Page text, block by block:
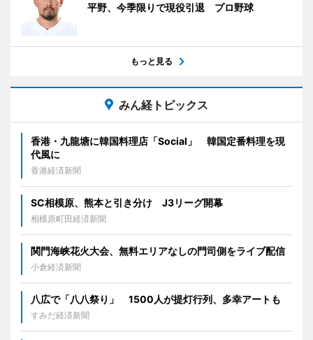
平野、今季限りで現役引退 プロ野球
もっと見る
みん経トピックス
香港・九龍塘に韓国料理店「Social」 韓国定番料理を現
代風に
香港経済新聞
SC相模原、熊本と引き分け J3リーグ開幕
相模原町田経済新聞
関門海峡花火大会、無料エリアなしの門司側をライブ配信
小倉経済新聞
八広で「八八祭り」 1500人が提灯行列、多幸アートも
すみだ経済新聞